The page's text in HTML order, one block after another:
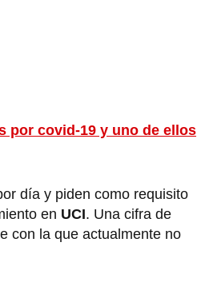
por covid-19 y uno de ellos
día y piden como requisito
en UCI. Una cifra de
con la que actualmente no